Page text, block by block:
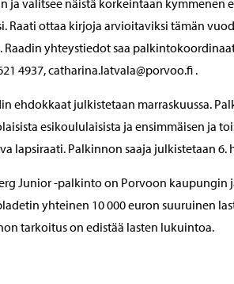
Raati ottaa kirjoja arvioitaviksi tämän
Raadin yhteystiedot saa
4937, catharina.latvala@porvoo.fi .
ehdokkaat julkistetaan marraskuussa.
esikoululaisista ja ensimmäisen ja
lapsiraati. Palkinnon saaja julkistetaan 6.
Junior -palkinto on Porvoon kaupungin
yhteinen 10 000 euron suuruinen
tarkoitus on edistää lasten lukuintoa.